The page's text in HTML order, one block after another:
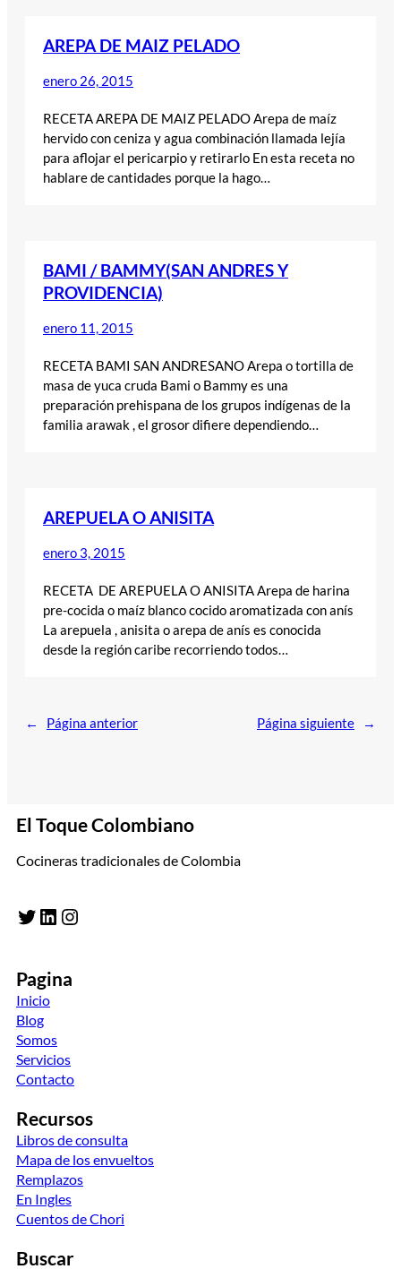
AREPA DE MAIZ PELADO
enero 26, 2015
RECETA AREPA DE MAIZ PELADO Arepa de maíz
hervido con ceniza y agua combinación llamada lejía
para aflojar el pericarpio y retirarlo En esta receta no
hablare de cantidades porque la hago…
BAMI / BAMMY(SAN ANDRES Y
PROVIDENCIA)
enero 11, 2015
RECETA BAMI SAN ANDRESANO Arepa o tortilla de
masa de yuca cruda Bami o Bammy es una
preparación prehispana de los grupos indígenas de la
familia arawak , el grosor difiere dependiendo…
AREPUELA O ANISITA
enero 3, 2015
RECETA DE AREPUELA O ANISITA Arepa de harina
pre-cocida o maíz blanco cocido aromatizada con anís
La arepuela , anisita o arepa de anís es conocida
desde la región caribe recorriendo todos…
← Página anterior Página siguiente →
El Toque Colombiano
Cocineras tradicionales de Colombia
Twitter LinkedIn Instagram
Pagina
Inicio
Blog
Somos
Servicios
Contacto
Recursos
Libros de consulta
Mapa de los envueltos
Remplazos
En Ingles
Cuentos de Chori
Buscar